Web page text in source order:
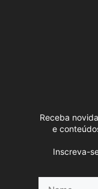
Receba
e
Inscreva-